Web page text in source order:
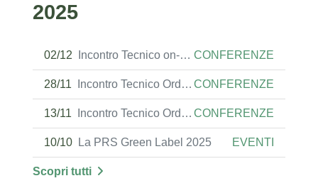
2025
02/12 Incontro Tecnico on-line Ordine Ingegneri Avellino CONFERENZE
28/11 Incontro Tecnico Ordine Ingegneri Livorno CONFERENZE
13/11 Incontro Tecnico Ordine Ingenieri Grosseto CONFERENZE
10/10 La PRS Green Label 2025 EVENTI
Scopri tutti